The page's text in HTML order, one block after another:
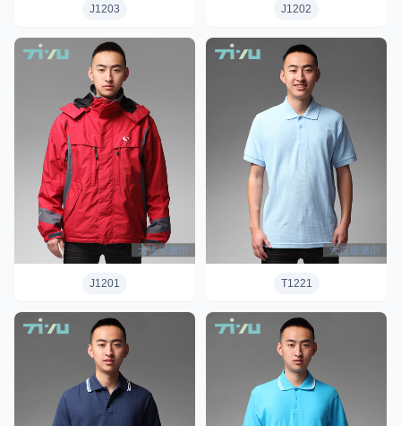
J1203 J1202
J1201 T1221